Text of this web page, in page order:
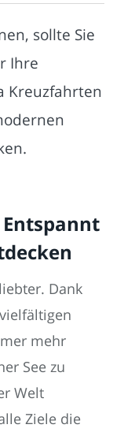
sollte Sie
Ihre
Kreuzfahrten
Dank
mehr
See zu
Welt
Ziele die